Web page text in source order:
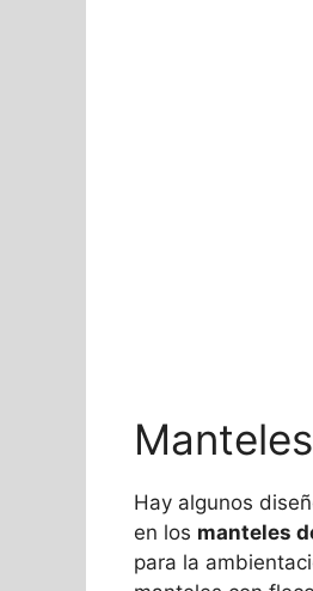
Hay algunos
en los manteles
para la